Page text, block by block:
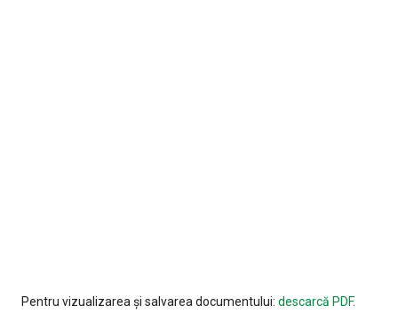
Pentru vizualizarea și salvarea documentului: descarcă PDF.